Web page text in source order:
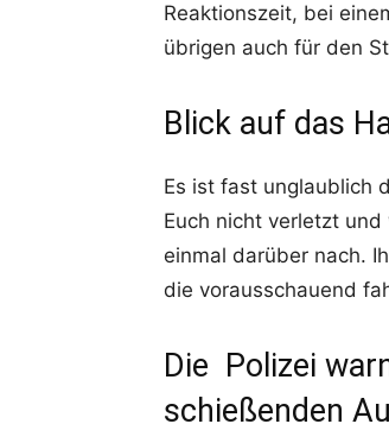
Reaktionszeit, bei
übrigen auch für den
Blick auf das
Es ist fast unglaublich
Euch nicht verletzt
einmal darüber nach.
die vorausschauend
Die Polizei
schießenden